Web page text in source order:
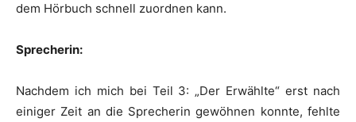
dem Hörbuch schnell zuordnen kann.
Sprecherin:
Nachdem ich mich bei Teil 3: „Der Erwählte“ erst nach
einiger Zeit an die Sprecherin gewöhnen konnte, fehlte